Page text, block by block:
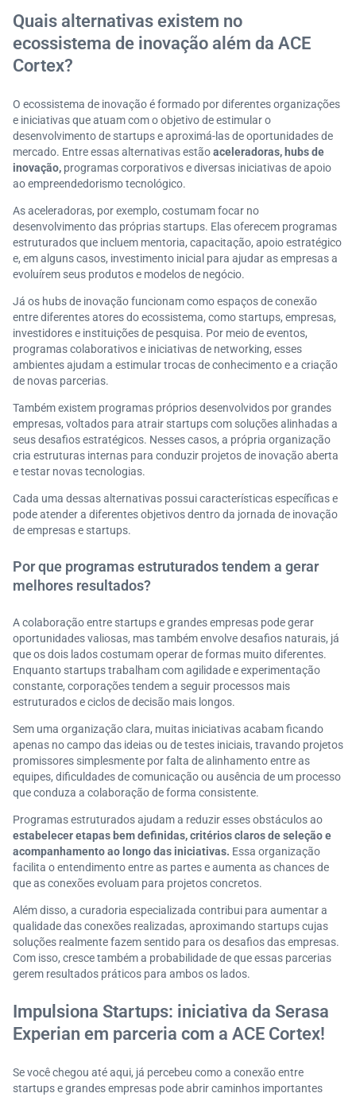
Quais alternativas existem no
ecossistema de inovação além da ACE
Cortex?
O ecossistema de inovação é formado por diferentes organizações
e iniciativas que atuam com o objetivo de estimular o
desenvolvimento de startups e aproximá-las de oportunidades de
mercado. Entre essas alternativas estãoaceleradoras, hubs de
inovação, programas corporativos e diversas iniciativas de apoio
ao empreendedorismo tecnológico.
As aceleradoras, por exemplo, costumam focar no
desenvolvimento das próprias startups. Elas oferecem programas
estruturados que incluem mentoria, capacitação, apoio estratégico
e, em alguns casos, investimento inicial para ajudar as empresas a
evoluírem seus produtos e modelos de negócio.
Já os hubs de inovação funcionam como espaços de conexão
entre diferentes atores do ecossistema, como startups, empresas,
investidores e instituições de pesquisa. Por meio de eventos,
programas colaborativos e iniciativas de networking, esses
ambientes ajudam a estimular trocas de conhecimento e a criação
de novas parcerias.
Também existem programas próprios desenvolvidos por grandes
empresas, voltados para atrair startups com soluções alinhadas a
seus desafios estratégicos. Nesses casos, a própria organização
cria estruturas internas para conduzir projetos de inovação aberta
e testar novas tecnologias.
Cada uma dessas alternativas possui características específicas e
pode atender a diferentes objetivos dentro da jornada de inovação
de empresas e startups.
Por que programas estruturados tendem a gerar
melhores resultados?
A colaboração entre startups e grandes empresas pode gerar
oportunidades valiosas, mas também envolve desafios naturais, já
que os dois lados costumam operar de formas muito diferentes.
Enquanto startups trabalham com agilidade e experimentação
constante, corporações tendem a seguir processos mais
estruturados e ciclos de decisão mais longos.
Sem uma organização clara, muitas iniciativas acabam ficando
apenas no campo das ideias ou de testes iniciais, travando projetos
promissores simplesmente por falta de alinhamento entre as
equipes, dificuldades de comunicação ou ausência de um processo
que conduza a colaboração de forma consistente.
Programas estruturados ajudam a reduzir esses obstáculos ao
estabelecer etapas bem definidas, critérios claros de seleção e
acompanhamento ao longo das iniciativas. Essa organização
facilita o entendimento entre as partes e aumenta as chances de
que as conexões evoluam para projetos concretos.
Além disso, a curadoria especializada contribui para aumentar a
qualidade das conexões realizadas, aproximando startups cujas
soluções realmente fazem sentido para os desafios das empresas.
Com isso, cresce também a probabilidade de que essas parcerias
gerem resultados práticos para ambos os lados.
Impulsiona Startups: iniciativa da Serasa
Experian em parceria com a ACE Cortex!
Se você chegou até aqui, já percebeu como a conexão entre
startups e grandes empresas pode abrir caminhos importantes